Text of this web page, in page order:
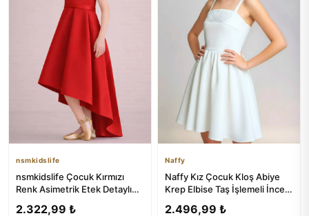
nsmkidslife
nsmkidslife Çocuk Kırmızı
Renk Asimetrik Etek Detaylı
2.322,99 ₺
Naffy
Naffy Kız Çocuk Kloş Abiye
Krep Elbise Taş İşlemeli İnce
2.496,99 ₺